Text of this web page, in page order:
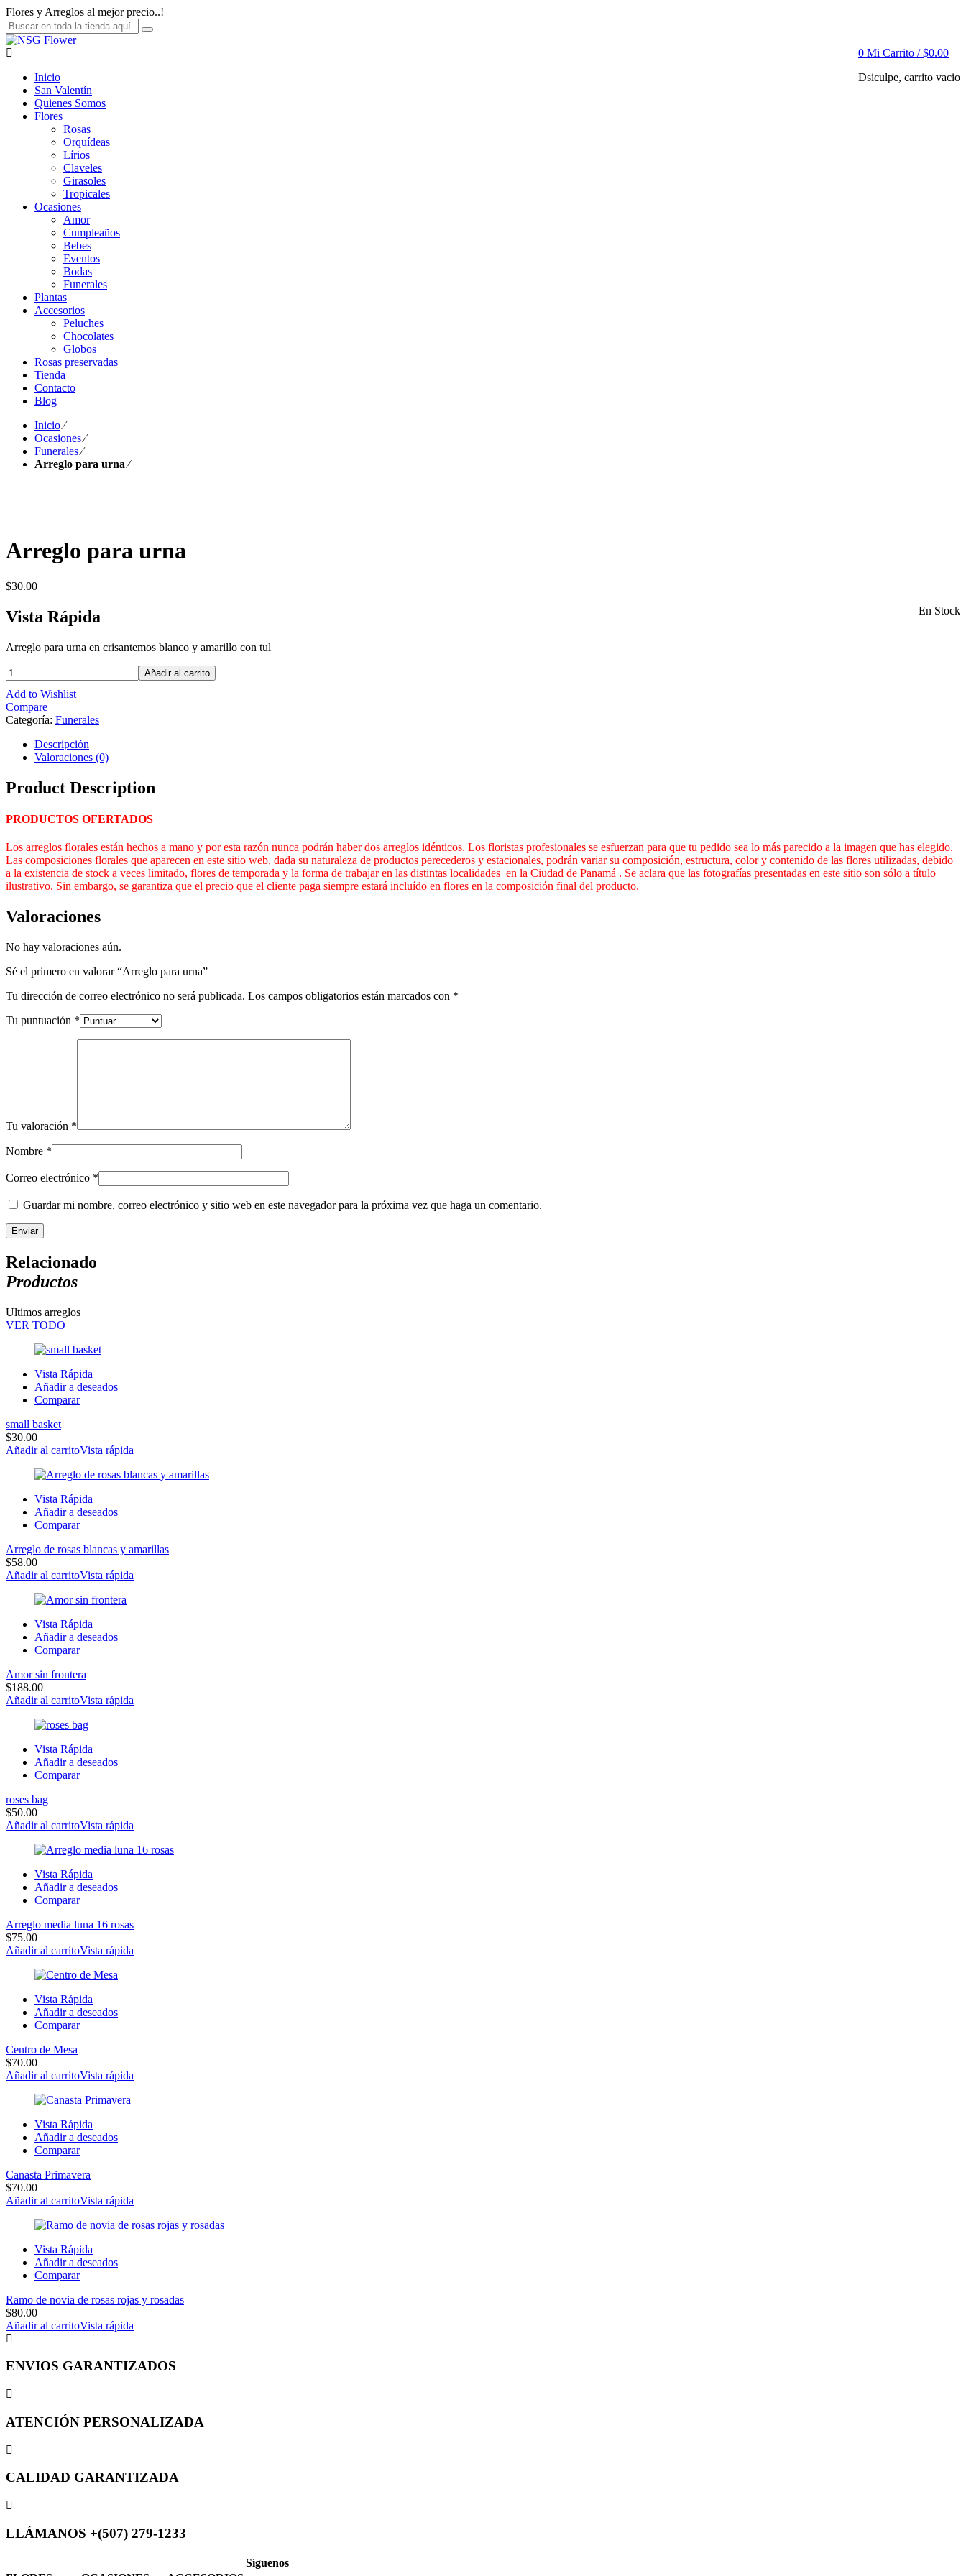
Flores y Arreglos al mejor precio..!
0 Mi Carrito /$0.00
Dsiculpe, carrito vacio
Inicio
San Valentín
Quienes Somos
Flores
Rosas
Orquídeas
Lírios
Claveles
Girasoles
Tropicales
Ocasiones
Amor
Cumpleaños
Bebes
Eventos
Bodas
Funerales
Plantas
Accesorios
Peluches
Chocolates
Globos
Rosas preservadas
Tienda
Contacto
Blog
Inicio⁄
Ocasiones⁄
Funerales⁄
Arreglo para urna⁄
Arreglo para urna
$30.00
En Stock
Vista Rápida
Arreglo para urna en crisantemos blanco y amarillo con tul
Añadir al carrito
Add to Wishlist
Compare
Categoría: Funerales
Descripción
Valoraciones (0)
Product Description
PRODUCTOS OFERTADOS
Los arreglos florales están hechos a mano y por esta razón nunca podrán haber dos arreglos idénticos. Los floristas profesionales se esfuerzan para que tu pedido sea lo más parecido a la imagen que has elegido.
Las composiciones florales que aparecen en este sitio web, dada su naturaleza de productos perecederos y estacionales, podrán variar su composición, estructura, color y contenido de las flores utilizadas, debido
a la existencia de stock a veces limitado, flores de temporada y la forma de trabajar en las distintas localidades en la Ciudad de Panamá . Se aclara que las fotografías presentadas en este sitio son sólo a título
ilustrativo. Sin embargo, se garantiza que el precio que el cliente paga siempre estará incluído en flores en la composición final del producto.
Valoraciones
No hay valoraciones aún.
Sé el primero en valorar “Arreglo para urna”
Tu dirección de correo electrónico no será publicada. Los campos obligatorios están marcados con *
Tu puntuación *
Tu valoración *
Nombre *
Correo electrónico *
Guardar mi nombre, correo electrónico y sitio web en este navegador para la próxima vez que haga un comentario.
Relacionado
Productos
Ultimos arreglos
VER TODO
Vista Rápida
Añadir a deseados
Comparar
small basket
$30.00
Añadir al carritoVista rápida
Vista Rápida
Añadir a deseados
Comparar
Arreglo de rosas blancas y amarillas
$58.00
Añadir al carritoVista rápida
Vista Rápida
Añadir a deseados
Comparar
Amor sin frontera
$188.00
Añadir al carritoVista rápida
Vista Rápida
Añadir a deseados
Comparar
roses bag
$50.00
Añadir al carritoVista rápida
Vista Rápida
Añadir a deseados
Comparar
Arreglo media luna 16 rosas
$75.00
Añadir al carritoVista rápida
Vista Rápida
Añadir a deseados
Comparar
Centro de Mesa
$70.00
Añadir al carritoVista rápida
Vista Rápida
Añadir a deseados
Comparar
Canasta Primavera
$70.00
Añadir al carritoVista rápida
Vista Rápida
Añadir a deseados
Comparar
Ramo de novia de rosas rojas y rosadas
$80.00
Añadir al carritoVista rápida
ENVIOS GARANTIZADOS
ATENCIÓN PERSONALIZADA
CALIDAD GARANTIZADA
LLÁMANOS +(507) ️279-1233
Síguenos